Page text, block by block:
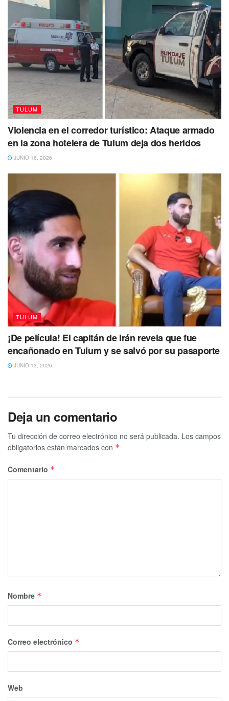
TULUM
Violencia en el corredor turístico: Ataque armado
en la zona hotelera de Tulum deja dos heridos
JUNIO 16, 2026
TULUM
¡De película! El capitán de Irán revela que fue
encañonado en Tulum y se salvó por su pasaporte
JUNIO 13, 2026
Deja un comentario
Tu dirección de correo electrónico no será publicada. Los campos
obligatorios están marcados con *
Comentario *
Nombre *
Correo electrónico *
Web